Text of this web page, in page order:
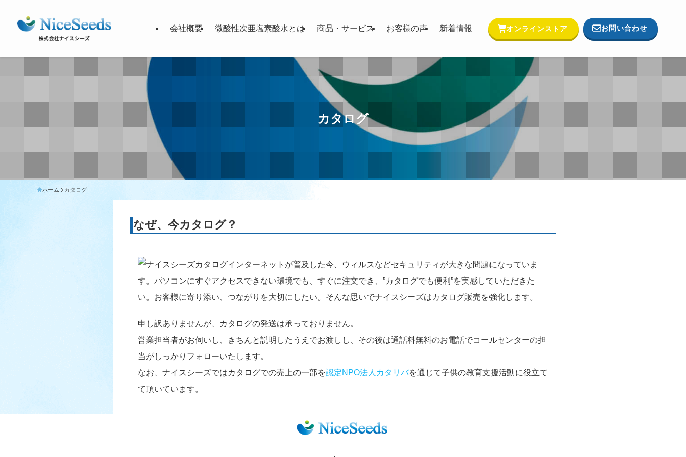
会社概要 微酸性次亜塩素酸水とは 商品・サービス お客様の声 新着情報 オンラインストア お問い合わせ
カタログ
ホーム カタログ
なぜ、今カタログ？
インターネットが普及した今、ウィルスなどセキュリティが大きな問題になっていま
す。パソコンにすぐアクセスできない環境でも、すぐに注文でき、”カタログでも便利”を実感していただきた
い。お客様に寄り添い、つながりを大切にしたい。そんな思いでナイスシーズはカタログ販売を強化します。
申し訳ありませんが、カタログの発送は承っておりません。
営業担当者がお伺いし、きちんと説明したうえでお渡しし、その後は通話料無料のお電話でコールセンターの担
当がしっかりフォローいたします。
なお、ナイスシーズではカタログでの売上の一部を認定NPO法人カタリバを通じて子供の教育支援活動に役立て
て頂いています。